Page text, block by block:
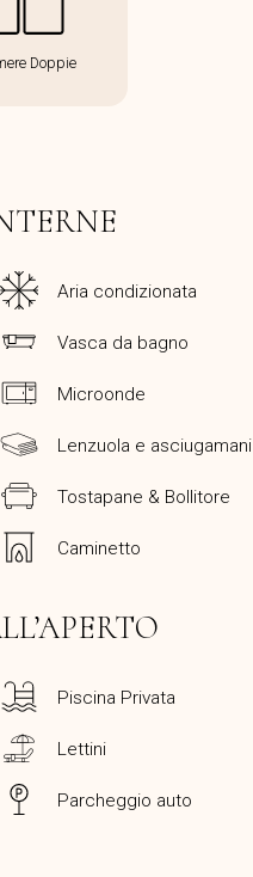
Doppie
Aria condizionata
Vasca da bagno
Microonde
Lenzuola e asciugamani
Tostapane & Bollitore
Caminetto
Piscina Privata
Lettini
Parcheggio auto